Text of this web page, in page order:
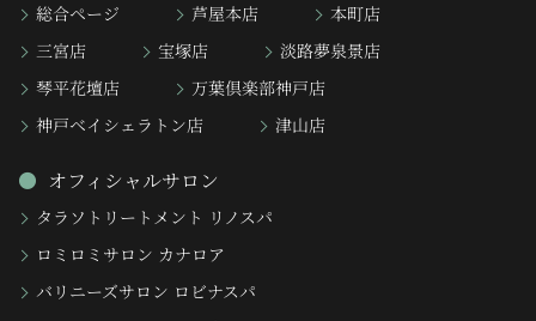
総合ページ 芦屋本店
本町店
三宮店
宝塚店
淡路夢泉景店
琴平花壇店
万葉倶楽部神戸店
神戸ベイシェラトン店
津山店
オフィシャルサロン
タラソトリートメント リノスパ
ロミロミサロン カナロア
バリニーズサロン ロビナスパ